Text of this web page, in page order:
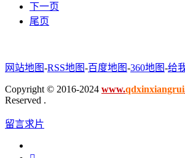
下一页
尾页
网站地图-RSS地图-百度地图-360地图-给
Copyright © 2016-2024 www.qdxinxiangrui
Reserved .
留言求片